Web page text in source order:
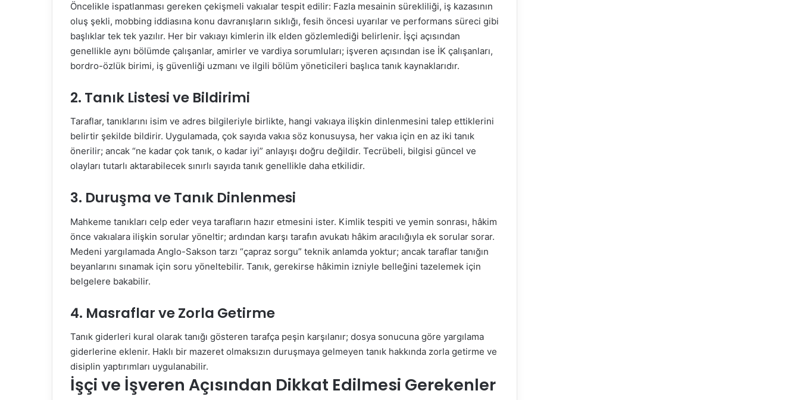
Öncelikle ispatlanması gereken çekişmeli vakıalar tespit edilir: Fazla mesainin sürekliliği, iş kazasının
oluş şekli, mobbing iddiasına konu davranışların sıklığı, fesih öncesi uyarılar ve performans süreci gibi
başlıklar tek tek yazılır. Her bir vakıayı kimlerin ilk elden gözlemlediği belirlenir. İşçi açısından
genellikle aynı bölümde çalışanlar, amirler ve vardiya sorumluları; işveren açısından ise İK çalışanları,
bordro-özlük birimi, iş güvenliği uzmanı ve ilgili bölüm yöneticileri başlıca tanık kaynaklarıdır.
2. Tanık Listesi ve Bildirimi
Taraflar, tanıklarını isim ve adres bilgileriyle birlikte, hangi vakıaya ilişkin dinlenmesini talep ettiklerini
belirtir şekilde bildirir. Uygulamada, çok sayıda vakıa söz konusuysa, her vakıa için en az iki tanık
önerilir; ancak “ne kadar çok tanık, o kadar iyi” anlayışı doğru değildir. Tecrübeli, bilgisi güncel ve
olayları tutarlı aktarabilecek sınırlı sayıda tanık genellikle daha etkilidir.
3. Duruşma ve Tanık Dinlenmesi
Mahkeme tanıkları celp eder veya tarafların hazır etmesini ister. Kimlik tespiti ve yemin sonrası, hâkim
önce vakıalara ilişkin sorular yöneltir; ardından karşı tarafın avukatı hâkim aracılığıyla ek sorular sorar.
Medeni yargılamada Anglo-Sakson tarzı “çapraz sorgu” teknik anlamda yoktur; ancak taraflar tanığın
beyanlarını sınamak için soru yöneltebilir. Tanık, gerekirse hâkimin izniyle belleğini tazelemek için
belgelere bakabilir.
4. Masraflar ve Zorla Getirme
Tanık giderleri kural olarak tanığı gösteren tarafça peşin karşılanır; dosya sonucuna göre yargılama
giderlerine eklenir. Haklı bir mazeret olmaksızın duruşmaya gelmeyen tanık hakkında zorla getirme ve
disiplin yaptırımları uygulanabilir.
İşçi ve İşveren Açısından Dikkat Edilmesi Gerekenler